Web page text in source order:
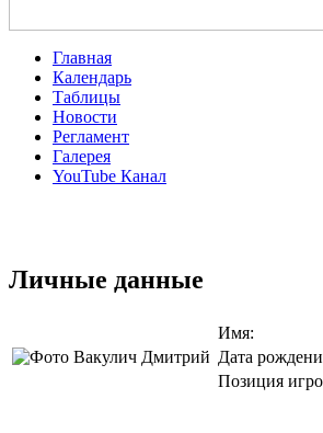
Главная
Календарь
Таблицы
Новости
Регламент
Галерея
YouTube Канал
Личные данные
Имя:
Дата
Позиция